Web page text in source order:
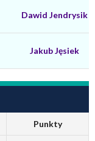
Dawid Jendrysik
Jakub Jęsiek
Punkty